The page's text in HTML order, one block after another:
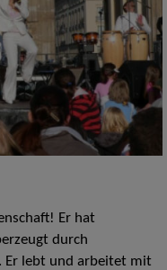
Er hat
durch
Er lebt und arbeitet mit